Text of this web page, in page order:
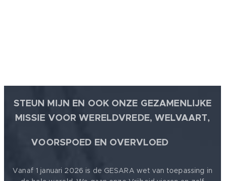
STEUN MIJN EN OOK ONZE GEZAMENLIJKE
MISSIE VOOR WERELDVREDE, WELVAART,
VOORSPOED EN OVERVLOED
Vanaf 1 januari 2026 is de GESARA wet van toepassing in